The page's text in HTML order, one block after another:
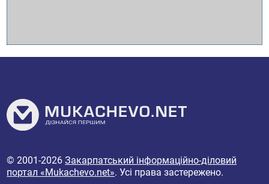
© 2001-2026Закарпатський інформаційно-діловий
портал «Mukachevo.net». Усі права застережено.